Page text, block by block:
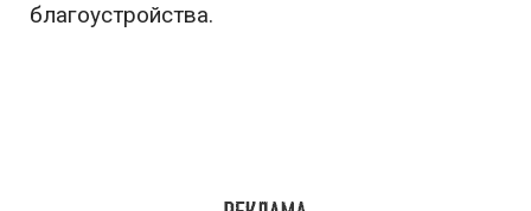
благоустройства.